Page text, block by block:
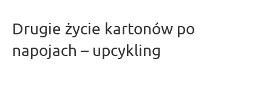
Drugie życie kartonów po
napojach – upcykling